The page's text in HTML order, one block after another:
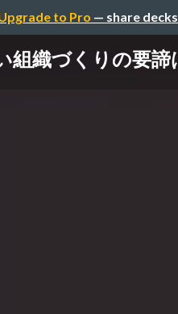
to Pro — share
組織づくりの要